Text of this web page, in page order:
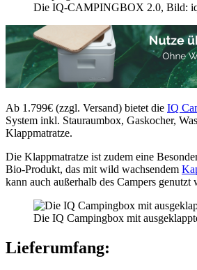
Die IQ-CAMPINGBOX 2.0, Bild:
Ab 1.799€ (zzgl. Versand) bietet die IQ
System inkl. Stauraumbox, Gaskocher,
Klappmatratze.
Die Klappmatratze ist zudem eine
Bio-Produkt, das mit wild wachsendem
kann auch außerhalb des Campers genutzt
Die IQ Campingbox mit
Lieferumfang: